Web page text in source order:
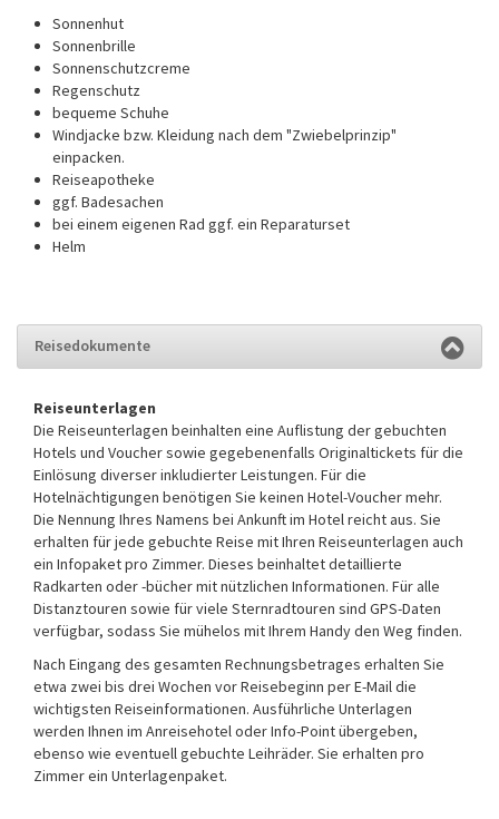
Sonnenhut
Sonnenbrille
Sonnenschutzcreme
Regenschutz
bequeme Schuhe
Windjacke bzw. Kleidung nach dem "Zwiebelprinzip"
einpacken.
Reiseapotheke
ggf. Badesachen
bei einem eigenen Rad ggf. ein Reparaturset
Helm
Reisedokumente
Reiseunterlagen
Die Reiseunterlagen beinhalten eine Auflistung der gebuchten
Hotels und Voucher sowie gegebenenfalls Originaltickets für die
Einlösung diverser inkludierter Leistungen. Für die
Hotelnächtigungen benötigen Sie keinen Hotel-Voucher mehr.
Die Nennung Ihres Namens bei Ankunft im Hotel reicht aus. Sie
erhalten für jede gebuchte Reise mit Ihren Reiseunterlagen auch
ein Infopaket pro Zimmer. Dieses beinhaltet detaillierte
Radkarten oder -bücher mit nützlichen Informationen. Für alle
Distanztouren sowie für viele Sternradtouren sind GPS-Daten
verfügbar, sodass Sie mühelos mit Ihrem Handy den Weg finden.
Nach Eingang des gesamten Rechnungsbetrages erhalten Sie
etwa zwei bis drei Wochen vor Reisebeginn per E-Mail die
wichtigsten Reiseinformationen. Ausführliche Unterlagen
werden Ihnen im Anreisehotel oder Info-Point übergeben,
ebenso wie eventuell gebuchte Leihräder. Sie erhalten pro
Zimmer ein Unterlagenpaket.